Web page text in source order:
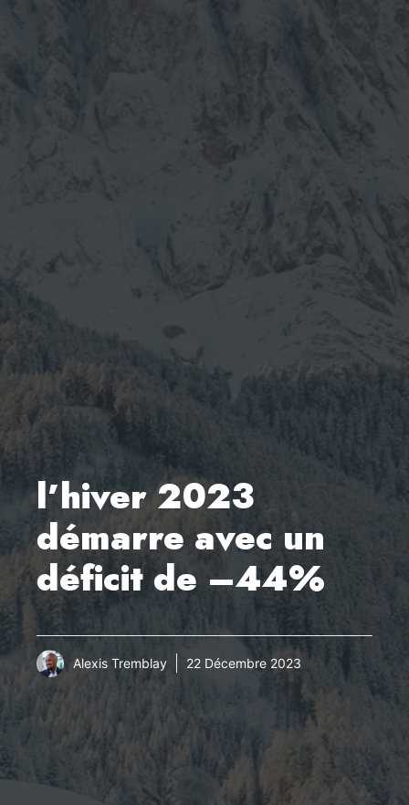
l’hiver 2023
démarre avec un
déficit de –44%
Alexis Tremblay 22 Décembre 2023